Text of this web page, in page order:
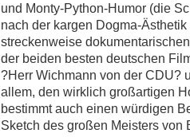
und Monty-Python-Humor (die
nach der kargen Dogma-
streckenweise
der beiden besten deutschen
?Herr Wichmann von der CDU?
allem, den wirklich großartigen
bestimmt auch einen würdigen
Sketch des großen Meisters von